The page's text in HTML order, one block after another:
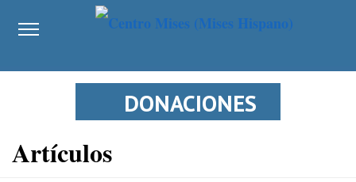
DONACIONES
Artículos